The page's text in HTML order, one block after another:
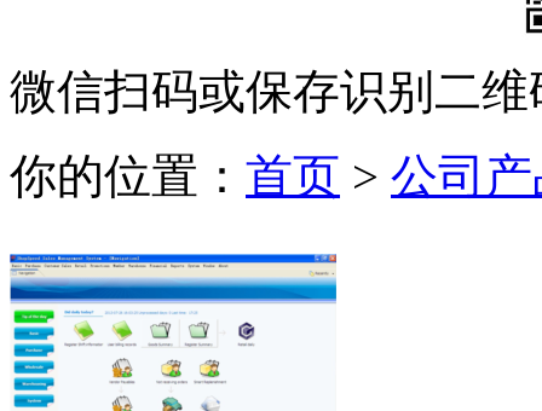
微信扫码或保存识别二维
你的位置： 首页 > 公司